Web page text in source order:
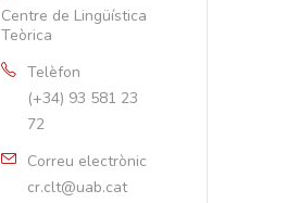
Centre de Lingüística
Teòrica
Telèfon
(+34) 93 581 23
72
Correu electrònic
cr.clt@uab.cat